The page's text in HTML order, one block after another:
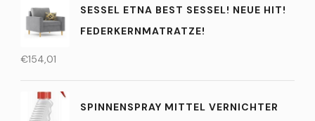
SESSEL ETNA BEST SESSEL! NEUE HIT!
FEDERKERNMATRATZE!
€154,01
SPINNENSPRAY MITTEL VERNICHTER